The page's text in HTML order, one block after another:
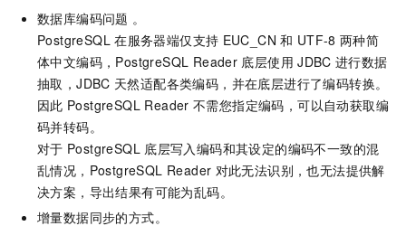
数据库编码问题 。
PostgreSQL 在服务器端仅支持 EUC_CN 和 UTF-8 两种简
体中文编码，PostgreSQL Reader 底层使用 JDBC 进行数据
抽取，JDBC 天然适配各类编码，并在底层进行了编码转换。
因此 PostgreSQL Reader 不需您指定编码，可以自动获取编
码并转码。
对于 PostgreSQL 底层写入编码和其设定的编码不一致的混
乱情况，PostgreSQL Reader 对此无法识别，也无法提供解
决方案，导出结果有可能为乱码。
增量数据同步的方式。